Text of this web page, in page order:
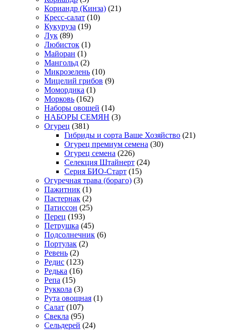
Кориандр (Кинза) (21)
Кресс-салат (10)
Кукуруза (19)
Лук (89)
Любисток (1)
Майоран (1)
Мангольд (2)
Микрозелень (10)
Мицелий грибов (9)
Момордика (1)
Морковь (162)
Наборы овощей (14)
НАБОРЫ СЕМЯН (3)
Огурец (381)
Гибриды и сорта Ваше Хозяйство (21)
Огурец премиум семена (30)
Огурец семена (226)
Селекция Штайнерт (24)
Серия БИО-Старт (15)
Огуречная трава (бораго) (3)
Пажитник (1)
Пастернак (2)
Патиссон (25)
Перец (193)
Петрушка (45)
Подсолнечник (6)
Портулак (2)
Ревень (2)
Редис (123)
Редька (16)
Репа (15)
Руккола (3)
Рута овощная (1)
Салат (107)
Свекла (95)
Сельдерей (24)